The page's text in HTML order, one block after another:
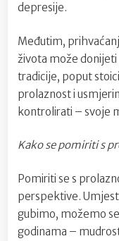
depresije.
Međutim,
života može
tradicije, poput
prolaznost i
kontrolirati – svoje
Kako se pomiriti s
Pomiriti se s
perspektive.
gubimo, možemo
godinama –